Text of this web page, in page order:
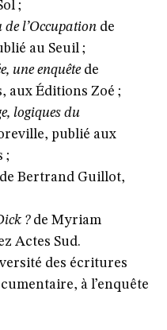
;
l’Occupation de
au Seuil ;
une enquêtede
aux Éditions Zoé ;
logiques du
publié aux
;
Bertrand Guillot,
?de Myriam
Actes Sud.
des écritures
à l’enquête